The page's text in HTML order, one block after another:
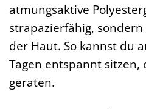
atmungsaktive
strapazierfähig,
der Haut. So kannst du
Tagen entspannt sitzen,
geraten.